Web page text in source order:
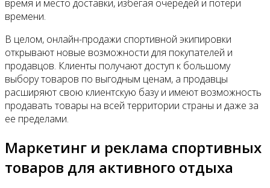
время и место доставки, избегая очередей и потери
времени.
В целом, онлайн-продажи спортивной экипировки
открывают новые возможности для покупателей и
продавцов. Клиенты получают доступ к большому
выбору товаров по выгодным ценам, а продавцы
расширяют свою клиентскую базу и имеют возможность
продавать товары на всей территории страны и даже за
ее пределами.
Маркетинг и реклама спортивных
товаров для активного отдыха